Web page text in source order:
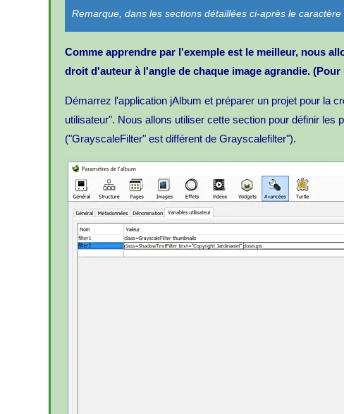
Remarque, dans les sections détaillées ci-après le
Comme apprendre par l'exemple est le meilleur, nous
droit d'auteur à l'angle de chaque image agrandie.
Démarrez l'application jAlbum et préparer un projet pour la
utilisateur". Nous allons utiliser cette section pour définir
("GrayscaleFilter" est différent de Grayscalefilter").